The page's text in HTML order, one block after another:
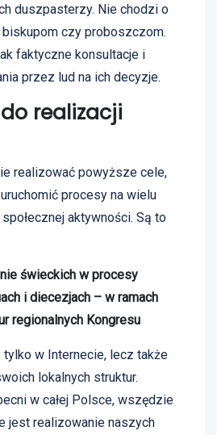
duszpasterzy. Nie chodzi o
biskupom czy proboszczom.
faktyczne konsultacje i
przez lud na ich decyzje.
realizacji
realizować powyższe cele,
procesy na wielu
aktywności. Są to
w procesy
i diecezjach – w ramach
regionalnych Kongresu
tylko w Internecie, lecz także
lokalnych struktur.
w całej Polsce, wszędzie
jest realizowanie naszych